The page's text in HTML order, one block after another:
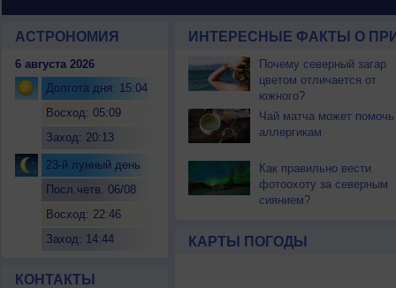
АСТРОНОМИЯ
6 августа 2026
Долгота дня: 15:04
Восход: 05:09
Заход: 20:13
23-й лунный день
Посл.четв. 06/08
Восход: 22:46
Заход: 14:44
КОНТАКТЫ
ИНТЕРЕСНЫЕ ФАКТЫ О
Почему северный загар
цветом отличается от
южного?
Чай матча может помочь
аллергикам
Как правильно вести
фотоохоту за северным
сиянием?
КАРТЫ ПОГОДЫ